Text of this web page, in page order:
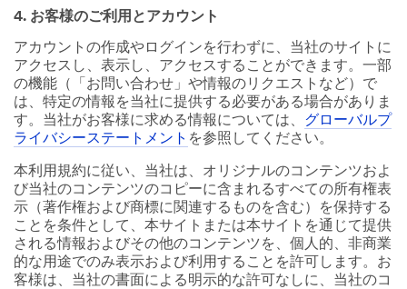
4. お客様のご利用とアカウント
アカウントの作成やログインを行わずに、当社のサイトに
アクセスし、表示し、アクセスすることができます。一部
の機能（「お問い合わせ」や情報のリクエストなど）で
は、特定の情報を当社に提供する必要がある場合がありま
す。当社がお客様に求める情報については、 グローバルプ
ライバシーステートメント を参照してください。
本利用規約に従い、当社は、オリジナルのコンテンツおよ
び当社のコンテンツのコピーに含まれるすべての所有権表
示（著作権および商標に関連するものを含む）を保持する
ことを条件として、本サイトまたは本サイトを通じて提供
される情報およびその他のコンテンツを、個人的、非商業
的な用途でのみ表示および利用することを許可します。お
客様は、当社の書面による明示的な許可なしに、当社のコ